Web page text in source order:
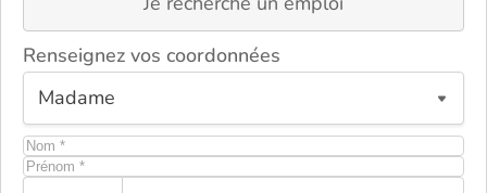
Renseignez vos coordonnées